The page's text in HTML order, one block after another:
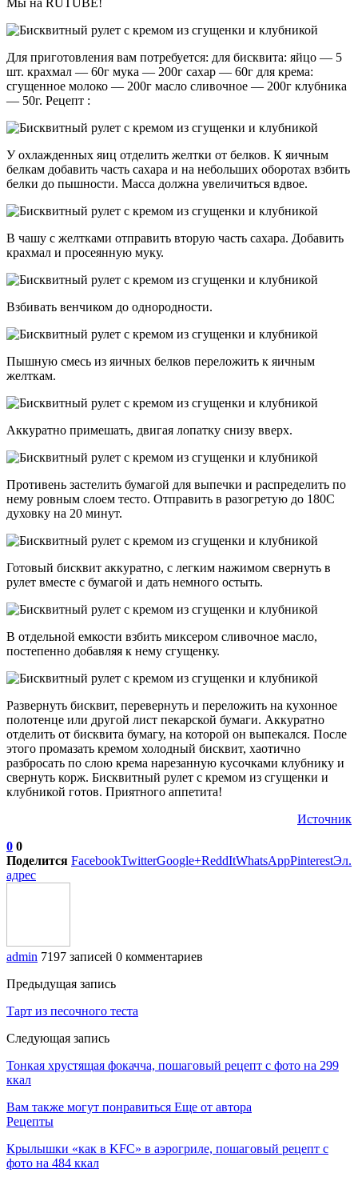
Для приготовления вам потребуется: для бисквита: яйцо — 5
шт. крахмал — 60г мука — 200г сахар — 60г для крема:
сгущенное молоко — 200г масло сливочное — 200г клубника
— 50г. Рецепт :
У охлажденных яиц отделить желтки от белков. К яичным
белкам добавить часть сахара и на небольших оборотах взбить
белки до пышности. Масса должна увеличиться вдвое.
В чашу с желтками отправить вторую часть сахара. Добавить
крахмал и просеянную муку.
Взбивать венчиком до однородности.
Пышную смесь из яичных белков переложить к яичным
желткам.
Аккуратно примешать, двигая лопатку снизу вверх.
Противень застелить бумагой для выпечки и распределить по
нему ровным слоем тесто. Отправить в разогретую до 180С
духовку на 20 минут.
Готовый бисквит аккуратно, с легким нажимом свернуть в
рулет вместе с бумагой и дать немного остыть.
В отдельной емкости взбить миксером сливочное масло,
постепенно добавляя к нему сгущенку.
Развернуть бисквит, перевернуть и переложить на кухонное
полотенце или другой лист пекарской бумаги. Аккуратно
отделить от бисквита бумагу, на которой он выпекался. После
этого промазать кремом холодный бисквит, хаотично
разбросать по слою крема нарезанную кусочками клубнику и
свернуть корж. Бисквитный рулет с кремом из сгущенки и
клубникой готов. Приятного аппетита!
Источник
0 0
Поделится FacebookTwitterGoogle+ReddItWhatsAppPinterestЭл.
адрес
admin 7197 записей 0 комментариев
Предыдущая запись
Тарт из песочного теста
Следующая запись
Тонкая хрустящая фокачча, пошаговый рецепт с фото на 299
ккал
Вам также могут понравиться Еще от автора
Рецепты
Крылышки «как в KFC» в аэрогриле, пошаговый рецепт с
фото на 484 ккал